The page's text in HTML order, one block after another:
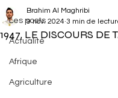
Les posts
Actualité
Afrique
Agriculture
1947, LE DISCOURS DE
Brahim Al Maghribi
9 nov. 2024 3 min de